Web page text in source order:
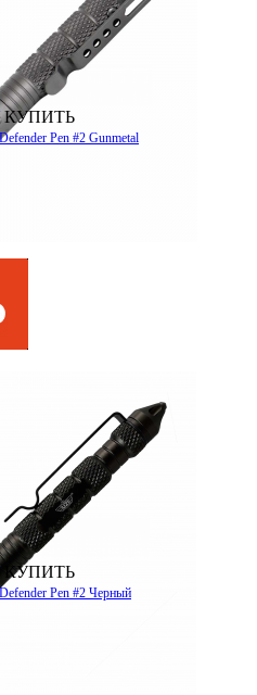
КУПИТЬ
Pen #2 Gunmetal
КУПИТЬ
Pen #2 Черный